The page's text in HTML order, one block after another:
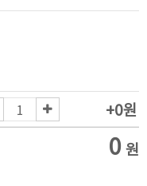
+0원
0 원